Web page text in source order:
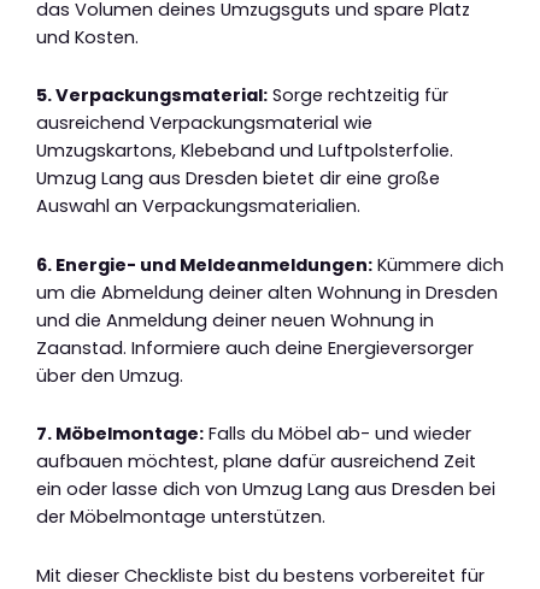
das Volumen deines Umzugsguts und spare Platz
und Kosten.
5. Verpackungsmaterial: Sorge rechtzeitig für
ausreichend Verpackungsmaterial wie
Umzugskartons, Klebeband und Luftpolsterfolie.
Umzug Lang aus Dresden bietet dir eine große
Auswahl an Verpackungsmaterialien.
6. Energie- und Meldeanmeldungen: Kümmere dich
um die Abmeldung deiner alten Wohnung in Dresden
und die Anmeldung deiner neuen Wohnung in
Zaanstad. Informiere auch deine Energieversorger
über den Umzug.
7. Möbelmontage: Falls du Möbel ab- und wieder
aufbauen möchtest, plane dafür ausreichend Zeit
ein oder lasse dich von Umzug Lang aus Dresden bei
der Möbelmontage unterstützen.
Mit dieser Checkliste bist du bestens vorbereitet für